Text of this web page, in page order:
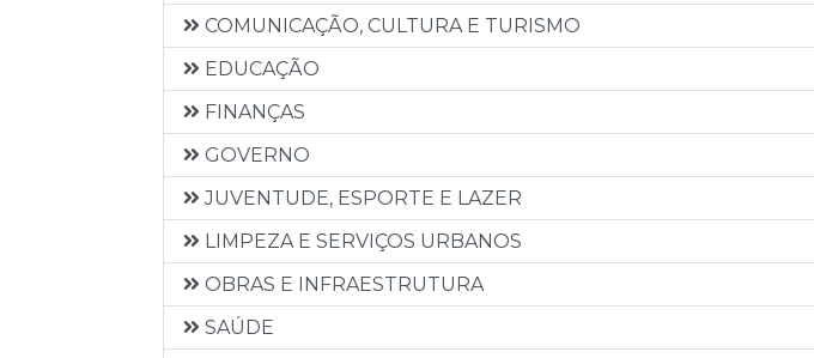
COMUNICAÇÃO, CULTURA E TURISMO
EDUCAÇÃO
FINANÇAS
GOVERNO
JUVENTUDE, ESPORTE E LAZER
LIMPEZA E SERVIÇOS URBANOS
OBRAS E INFRAESTRUTURA
SAÚDE